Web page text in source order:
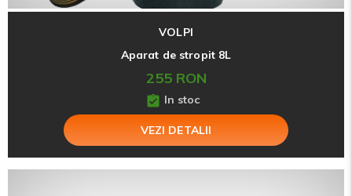
VOLPI
Aparat de stropit 8L
255 RON
In stoc
VEZI DETALII